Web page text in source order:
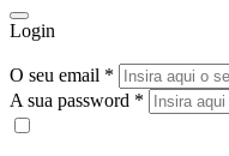
Login
O seu email *
A sua password *